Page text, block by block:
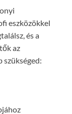
eszközökkel
és a
az
szükséged: